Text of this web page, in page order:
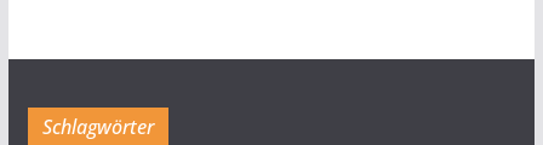
Schlagwörter